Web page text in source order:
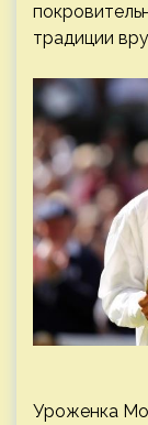
традиции
Уроженка